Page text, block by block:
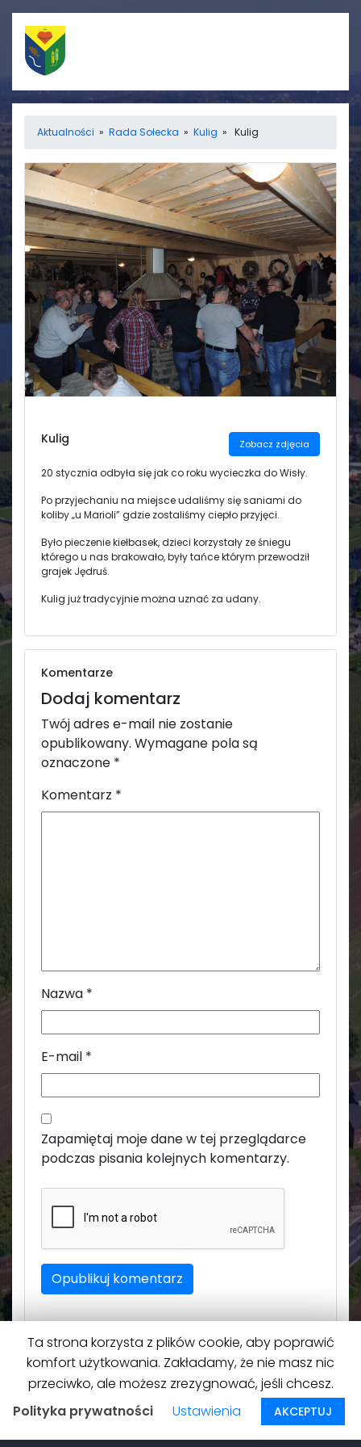
Straż Pożarna
Ośrodek zdrowia
Koło gospodyń
wiejskich
Rada sołecka
Świetlica
Informacje
Aktualności
Galerie
Aktualności » Rada Sołecka » Kulig » Kulig
Kulig Zobacz zdjęcia
20 stycznia odbyła się jak co roku wycieczka do Wisły.
Po przyjechaniu na miejsce udaliśmy się saniami do
koliby „u Marioli” gdzie zostaliśmy ciepło przyjęci.
Było pieczenie kiełbasek, dzieci korzystały ze śniegu
którego u nas brakowało, były tańce którym przewodził
grajek Jędruś.
Kulig już tradycyjnie można uznać za udany.
Komentarze
Dodaj komentarz
Twój adres e-mail nie zostanie
opublikowany. Wymagane pola są
oznaczone *
Komentarz *
Nazwa *
E-mail *
Zapamiętaj moje dane w tej przeglądarce
podczas pisania kolejnych komentarzy.
© 2026Roszków Na górę↑
Ta strona korzysta z plików cookie, aby poprawić
komfort użytkowania. Zakładamy, że nie masz nic
przeciwko, ale możesz zrezygnować, jeśli chcesz.
Polityka prywatności
Ustawienia AKCEPTUJ